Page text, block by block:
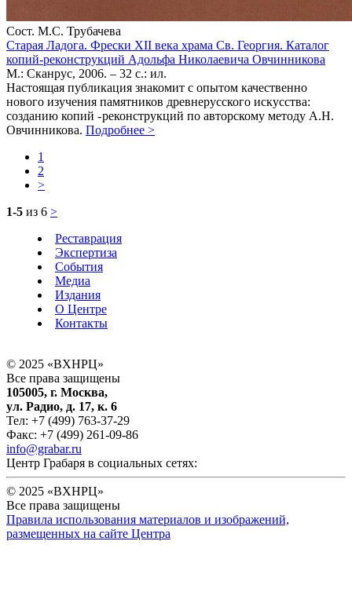
Сост. М.С. Трубачева
Старая Ладога. Фрески XII века храма Св. Георгия. Каталог
копий-реконструкций Адольфа Николаевича Овчинникова
М.: Сканрус, 2006. – 32 с.: ил.
Настоящая публикация знакомит с опытом качественно
нового изучения памятников древнерусского искусства:
созданию копий - реконструкций по авторскому методу А.Н.
Овчинникова. Подробнее >
1
2
>
1-5 из 6 >
Реставрация
Экспертиза
События
Медиа
Издания
О Центре
Контакты
© 2025 «ВХНРЦ»
Все права защищены
105005, г. Москва,
ул. Радио, д. 17, к. 6
Тел: +7 (499) 763-37-29
Факс: +7 (499) 261-09-86
info@grabar.ru
Центр Грабаря в социальных сетях:
© 2025 «ВХНРЦ»
Все права защищены
Правила использования материалов и изображений,
размещенных на сайте Центра